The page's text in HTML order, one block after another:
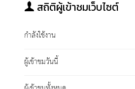
สถิติผู้เข้าชมเว็บไซต์
กำลังใช้งาน
ผู้เข้าชมวันนี้